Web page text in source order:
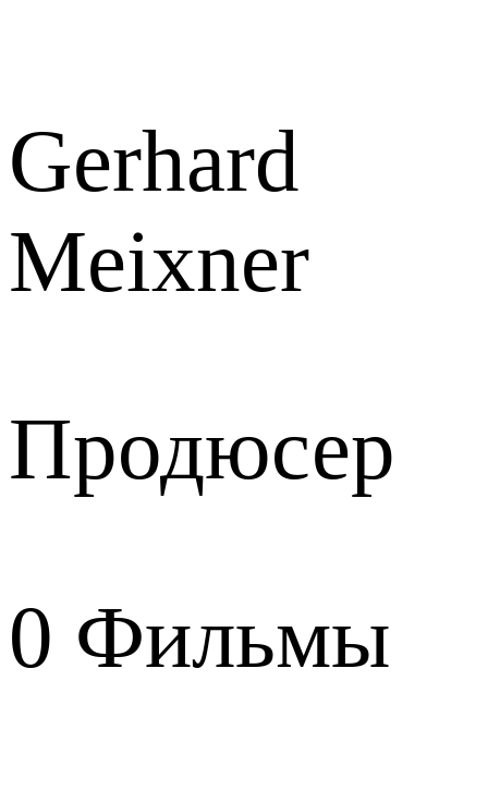
Gerhard
Meixner
Продюсер
0 Фильмы